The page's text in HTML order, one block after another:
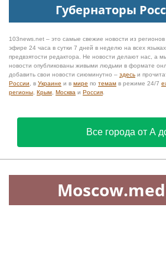
Губернаторы
103news.net – это самые свежие новости из
эфире 24 часа в сутки 7 дней в неделю на всех
предвзятости редактора. Не новости делают нас, а
новости опубликованы живыми людьми в формате
добавить свои новости сиюминутно – здесь и
России , в Украине и в мире по темам в режиме 24/7
регионы Крым Москва и Россия
Все города от А